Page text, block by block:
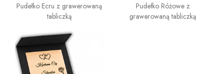
Pudełko Ecru z grawerowaną
tabliczką
Pudełko Różowe z
grawerowaną tabliczką